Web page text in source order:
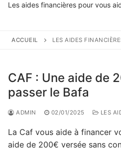
Les aides financières pour vous
ACCUEIL LES AIDES
CAF : Une aide de
passer le Bafa
ADMIN 02/01/2025 LES
La Caf vous aide à financer
aide de 200€ versée sans